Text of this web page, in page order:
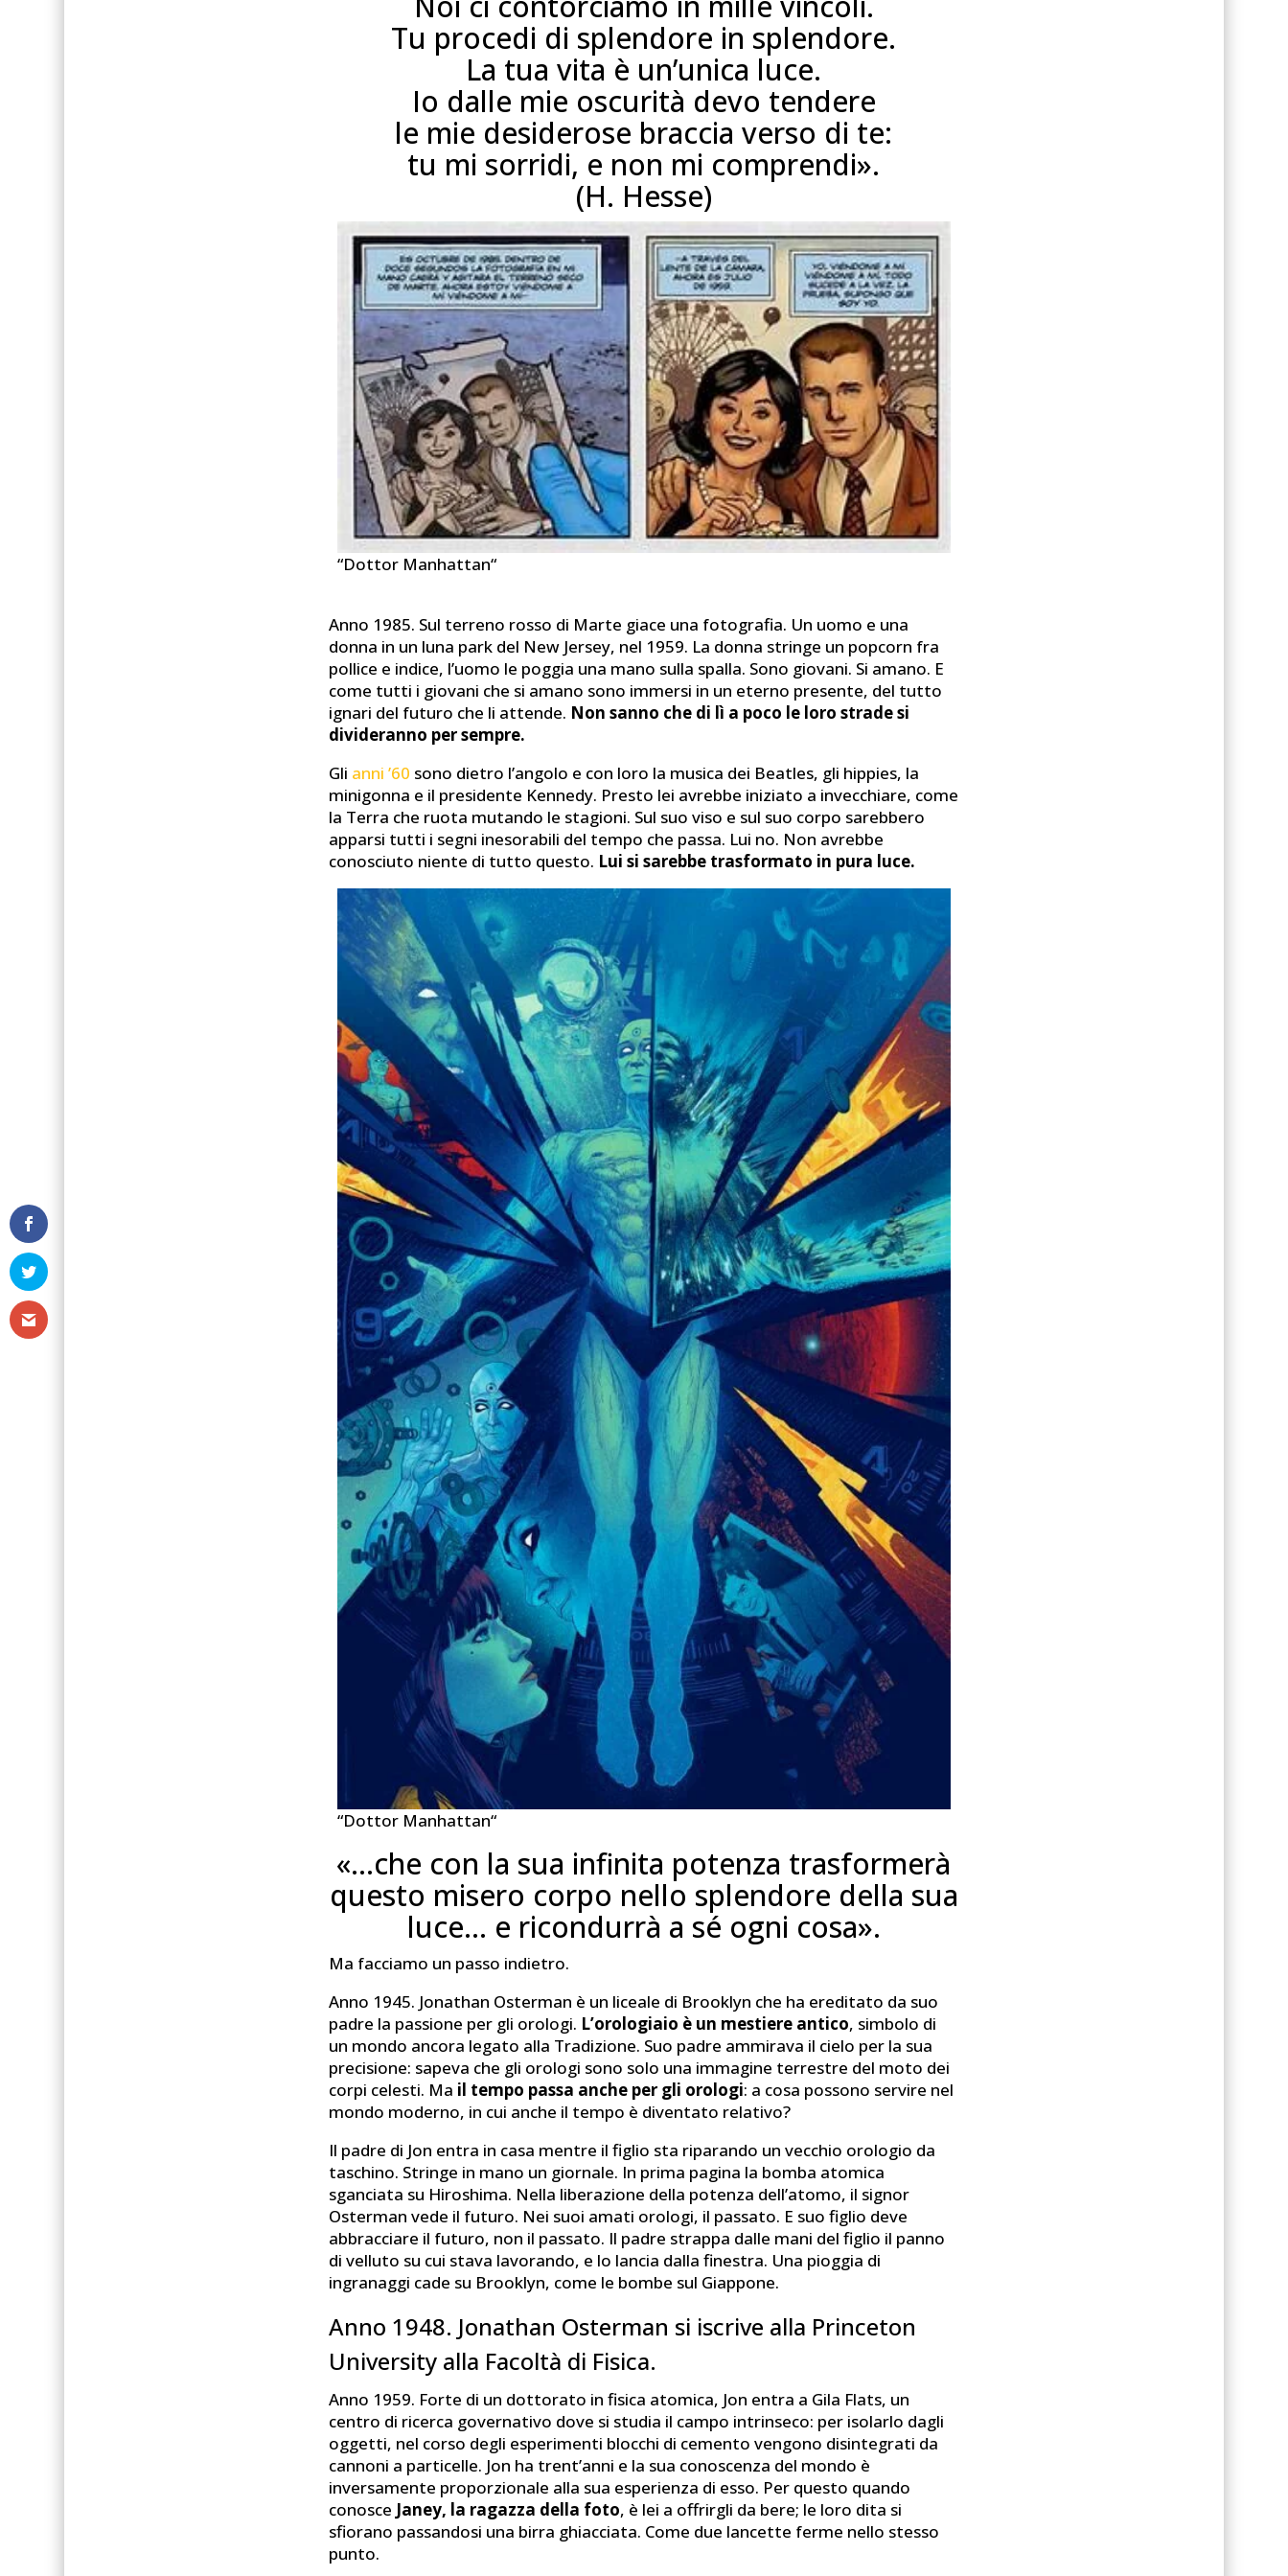
Tu procedi di splendore in splendore.
La tua vita è un’unica luce.
Io dalle mie oscurità devo tendere
le mie desiderose braccia verso di te:
tu mi sorridi, e non mi comprendi».
(H. Hesse)
“Dottor Manhattan“
Anno 1985. Sul terreno rosso di Marte giace una fotografia. Un uomo e una
donna in un luna park del New Jersey, nel 1959. La donna stringe un popcorn fra
pollice e indice, l’uomo le poggia una mano sulla spalla. Sono giovani. Si amano. E
come tutti i giovani che si amano sono immersi in un eterno presente, del tutto
ignari del futuro che li attende. Non sanno che di lì a poco le loro strade si
divideranno per sempre.
Gli anni ’60 sono dietro l’angolo e con loro la musica dei Beatles, gli hippies, la
minigonna e il presidente Kennedy. Presto lei avrebbe iniziato a invecchiare, come
la Terra che ruota mutando le stagioni. Sul suo viso e sul suo corpo sarebbero
apparsi tutti i segni inesorabili del tempo che passa. Lui no. Non avrebbe
conosciuto niente di tutto questo. Lui si sarebbe trasformato in pura luce.
“Dottor Manhattan“
«…che con la sua infinita potenza trasformerà
questo misero corpo nello splendore della sua
luce… e ricondurrà a sé ogni cosa».
Ma facciamo un passo indietro.
Anno 1945. Jonathan Osterman è un liceale di Brooklyn che ha ereditato da suo
padre la passione per gli orologi. L’orologiaio è un mestiere antico, simbolo di
un mondo ancora legato alla Tradizione. Suo padre ammirava il cielo per la sua
precisione: sapeva che gli orologi sono solo una immagine terrestre del moto dei
corpi celesti. Ma il tempo passa anche per gli orologi: a cosa possono servire nel
mondo moderno, in cui anche il tempo è diventato relativo?
Il padre di Jon entra in casa mentre il figlio sta riparando un vecchio orologio da
taschino. Stringe in mano un giornale. In prima pagina la bomba atomica
sganciata su Hiroshima. Nella liberazione della potenza dell’atomo, il signor
Osterman vede il futuro. Nei suoi amati orologi, il passato. E suo figlio deve
abbracciare il futuro, non il passato. Il padre strappa dalle mani del figlio il panno
di velluto su cui stava lavorando, e lo lancia dalla finestra. Una pioggia di
ingranaggi cade su Brooklyn, come le bombe sul Giappone.
Anno 1948. Jonathan Osterman si iscrive alla Princeton
University alla Facoltà di Fisica.
Anno 1959. Forte di un dottorato in fisica atomica, Jon entra a Gila Flats, un
centro di ricerca governativo dove si studia il campo intrinseco: per isolarlo dagli
oggetti, nel corso degli esperimenti blocchi di cemento vengono disintegrati da
cannoni a particelle. Jon ha trent’anni e la sua conoscenza del mondo è
inversamente proporzionale alla sua esperienza di esso. Per questo quando
conosce Janey, la ragazza della foto, è lei a offrirgli da bere; le loro dita si
sfiorano passandosi una birra ghiacciata. Come due lancette ferme nello stesso
punto.